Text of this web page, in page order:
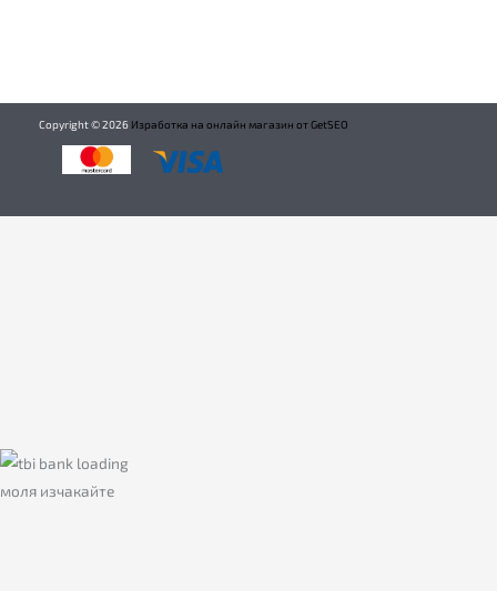
Copyright ©2026 Изработка на онлайн магазин от GetSEO
моля изчакайте